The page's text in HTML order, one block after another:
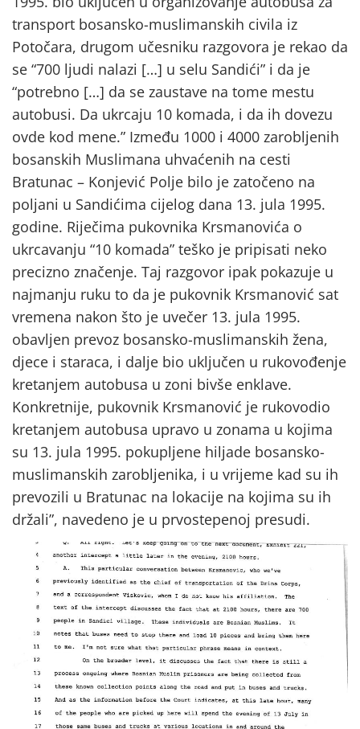
transport bosansko-muslimanskih civila iz
Potočara, drugom učesniku razgovora je rekao da
se “700 ljudi nalazi […] u selu Sandići” i da je
“potrebno […] da se zaustave na tome mestu
autobusi. Da ukrcaju 10 komada, i da ih dovezu
ovde kod mene.” Između 1000 i 4000 zarobljenih
bosanskih Muslimana uhvaćenih na cesti
Bratunac – Konjević Polje bilo je zatočeno na
poljani u Sandićima cijelog dana 13. jula 1995.
godine. Riječima pukovnika Krsmanovića o
ukrcavanju “10 komada” teško je pripisati neko
precizno značenje. Taj razgovor ipak pokazuje u
najmanju ruku to da je pukovnik Krsmanović sat
vremena nakon što je uvečer 13. jula 1995.
obavljen prevoz bosansko-muslimanskih žena,
djece i staraca, i dalje bio uključen u rukovođenje
kretanjem autobusa u zoni bivše enklave.
Konkretnije, pukovnik Krsmanović je rukovodio
kretanjem autobusa upravo u zonama u kojima
su 13. jula 1995. pokupljene hiljade bosansko-
muslimanskih zarobljenika, i u vrijeme kad su ih
prevozili u Bratunac na lokacije na kojima su ih
držali”, navedeno je u prvostepenoj presudi.